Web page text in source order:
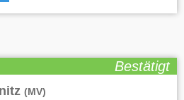
Bestätigt
(MV)